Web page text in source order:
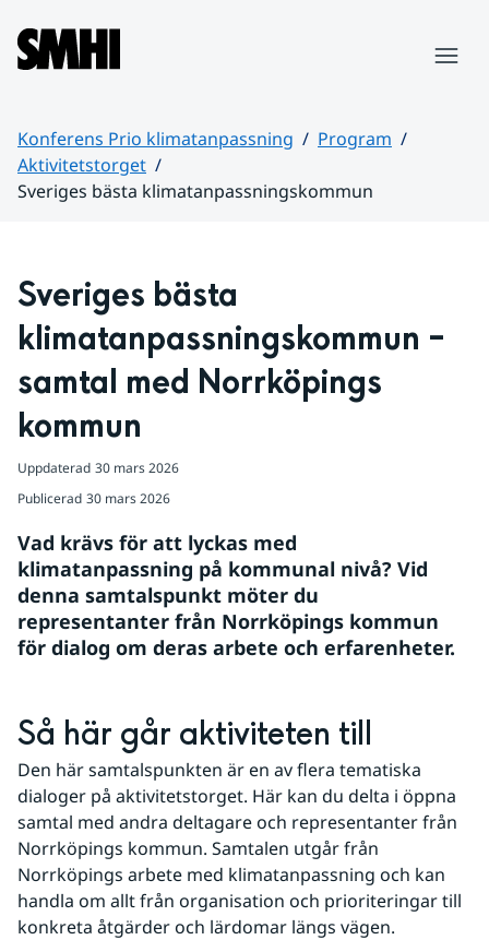
Hoppa till sidans innehåll
Konferens Prio klimatanpassning
Program
Aktivitetstorget
Sveriges bästa klimatanpassningskommun
Sveriges bästa
klimatanpassningskommun –
samtal med Norrköpings
kommun
Uppdaterad 30 mars 2026
Publicerad 30 mars 2026
Vad krävs för att lyckas med
klimatanpassning på kommunal nivå? Vid
denna samtalspunkt möter du
representanter från Norrköpings kommun
för dialog om deras arbete och erfarenheter.
Så här går aktiviteten till
Den här samtalspunkten är en av flera tematiska
dialoger på aktivitetstorget. Här kan du delta i öppna
samtal med andra deltagare och representanter från
Norrköpings kommun. Samtalen utgår från
Norrköpings arbete med klimatanpassning och kan
handla om allt från organisation och prioriteringar till
konkreta åtgärder och lärdomar längs vägen.